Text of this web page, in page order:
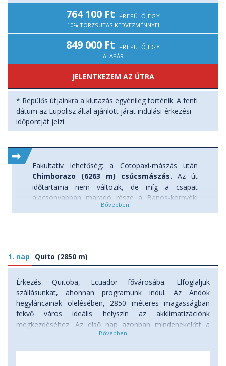
- lazulás Papallacta termálmedencéiben
764 100 Ft +REPÜLŐJEGY
-10% TÖRZSUTAS KEDVEZMÉNNYEL
849 000 Ft +REPÜLŐJEGY
ALAPÁR
JELENTKEZEM AZ ÚTRA
* Repülős útjainkra a kiutazás egyénileg történik. A fenti
dátum az Eupolisz által ajánlott járat indulási-érkezési
időpontját jelzi
Fakultatív lehetőség: a Cotopaxi-mászás után
Chimborazo (6263 m) csúcsmászás. Az út
időtartama nem változik, de míg a csapat
alacsonyabban maradó része a Banos-környéki
vidéken túrázik, outdoor programokon vesz részt
csúcsmászás felára: 299.000 Ft/fő. A technikai
eszközhasználat - hágóvas, jégcsákány biztos
használata, kötélpartiban haladás képessége
elengedhetetlen, hiánya kizáró tényező!
1. nap Quito (2850 m)
Érkezés Quitoba, Ecuador fővárosába. Elfoglaljuk
szállásunkat, ahonnan programunk indul. Az Andok
hegyláncainak ölelésében, 2850 méteres magasságban
fekvő város ideális helyszín az akklimatizációnk
megkezdéséhez. Az első nap azonban mindenekelőtt a
pihenésé. Amennyiben időnk engedi, szállásunkról a